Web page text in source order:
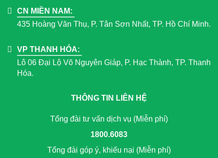
CN MIỀN NAM:
435 Hoàng Văn Thụ, P. Tân Sơn Nhất, TP. Hồ Chí Minh.
VP THANH HÓA:
Lô 06 Đại Lộ Võ Nguyên Giáp, P. Hạc Thành, TP. Thanh
Hóa.
THÔNG TIN LIÊN HỆ
Tổng đài tư vấn dịch vụ (Miễn phí)
1800.6083
Tổng đài góp ý, khiếu nại (Miễn phí)